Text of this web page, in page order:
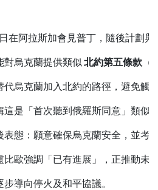
在阿拉斯加會見普丁，隨後計劃
對烏克蘭提供類似北約第五條款（
代烏克蘭加入北約的路徑，避免觸
這是「首次聽到俄羅斯同意」類似
表態：願意確保烏克蘭安全，並考
比歐強調「已有進展」，正推動未
步導向停火及和平協議。